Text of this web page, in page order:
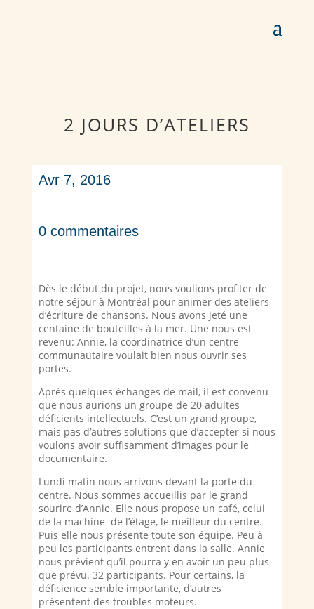
2 JOURS D’ATELIERS
Avr 7, 2016
0 commentaires
Dès le début du projet, nous voulions profiter de
notre séjour à Montréal pour animer des ateliers
d’écriture de chansons. Nous avons jeté une
centaine de bouteilles à la mer. Une nous est
revenu: Annie, la coordinatrice d’un centre
communautaire voulait bien nous ouvrir ses
portes.
Après quelques échanges de mail, il est convenu
que nous aurions un groupe de 20 adultes
déficients intellectuels. C’est un grand groupe,
mais pas d’autres solutions que d’accepter si nous
voulons avoir suffisamment d’images pour le
documentaire.
Lundi matin nous arrivons devant la porte du
centre. Nous sommes accueillis par le grand
sourire d’Annie. Elle nous propose un café, celui
de la machine de l’étage, le meilleur du centre.
Puis elle nous présente toute son équipe. Peu à
peu les participants entrent dans la salle. Annie
nous prévient qu’il pourra y en avoir un peu plus
que prévu. 32 participants. Pour certains, la
déficience semble importante, d’autres
présentent des troubles moteurs.